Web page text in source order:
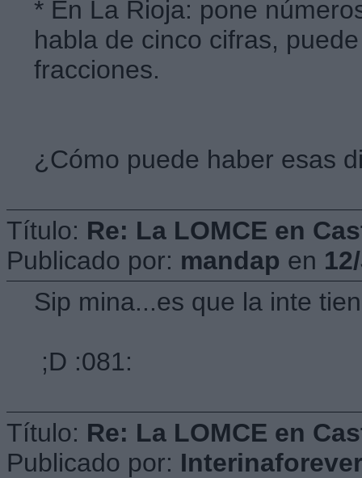
* En La Rioja: pone
habla de cinco cifras,
fracciones.
¿Cómo puede haber esas
Título: Re: La LOMCE en
Publicado por: mandap en
Sip mina...es que la inte
;D :081:
Título: Re: La LOMCE en
Publicado por: Interinaforever